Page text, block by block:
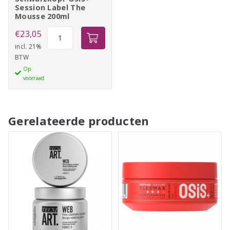
Session Label The
Mousse 200ml
€23,05
incl. 21%
BTW
Op
voorraad
Schwarzkopf
aantal
Gerelateerde producten